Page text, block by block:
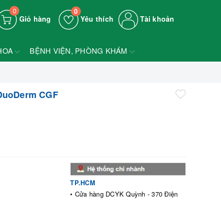
0
Giỏ hàng Yêu thích
0
Tài khoản
BỆNH VIỆN, PHÒNG KHÁM
CGF
TP.HCM
• Cửa hàng DCYK Quỳnh - 370 Điện